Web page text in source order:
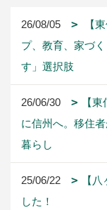
26/08/05
【
プ、教育、家づ
す」選択肢
26/06/30
【
に信州へ。移住
暮らし
25/06/22
【
した！